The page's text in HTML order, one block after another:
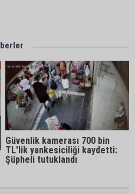
Güvenlik kamerası 700 bin
TL'lik yankesiciliği kaydetti:
Şüpheli tutuklandı